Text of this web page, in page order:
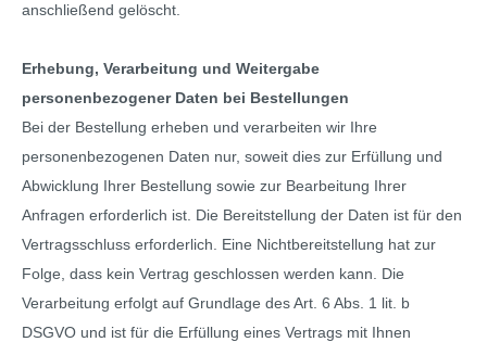
anschließend gelöscht.
Erhebung, Verarbeitung und Weitergabe
personenbezogener Daten bei Bestellungen
Bei der Bestellung erheben und verarbeiten wir Ihre
personenbezogenen Daten nur, soweit dies zur Erfüllung und
Abwicklung Ihrer Bestellung sowie zur Bearbeitung Ihrer
Anfragen erforderlich ist. Die Bereitstellung der Daten ist für den
Vertragsschluss erforderlich. Eine Nichtbereitstellung hat zur
Folge, dass kein Vertrag geschlossen werden kann. Die
Verarbeitung erfolgt auf Grundlage des Art. 6 Abs. 1 lit. b
DSGVO und ist für die Erfüllung eines Vertrags mit Ihnen